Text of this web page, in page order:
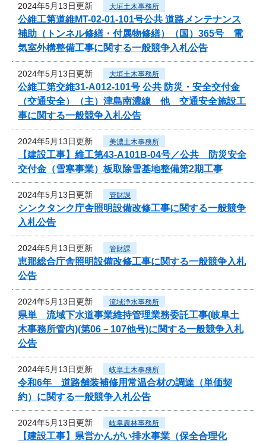
2024年5月13日更新 大垣土木事務所
公維工第道維MT-02-01-101号公共 道路メンテナンス
補助（トンネル修繕・付属物修繕）（国）365号 電
気室外構整備工事に関する一般競争入札公告
2024年5月13日更新 大垣土木事務所
公維工第交維31-A012-101号 公共 防災・安全交付金
（交通安全）（主）津島南濃線 他 交通安全施設工
事に関する一般競争入札公告
2024年5月13日更新 美濃土木事務所
【建設工事】維工第43-A101B-04号／公共 防災安全
交付金（雪寒事業）板取除雪基地整備第2期工事
2024年5月13日更新 管財課
シンクタンク庁舎照明設備改修工事に関する一般競争
入札公告
2024年5月13日更新 管財課
恵那総合庁舎照明設備改修工事に関する一般競争入札
公告
2024年5月13日更新 流域浄水事務所
県単 流域下水道事業維持管理業務委託工事(岐阜土
木事務所管内)(第06－107他号)に関する一般競争入札
公告
2024年5月13日更新 岐阜土木事務所
令和6年 道路舗装補修用常温合材の調達（単価契
約）に関する一般競争入札公告
2024年5月13日更新 岐阜農林事務所
【建設工事】県営かんがい排水事業（保全合理化